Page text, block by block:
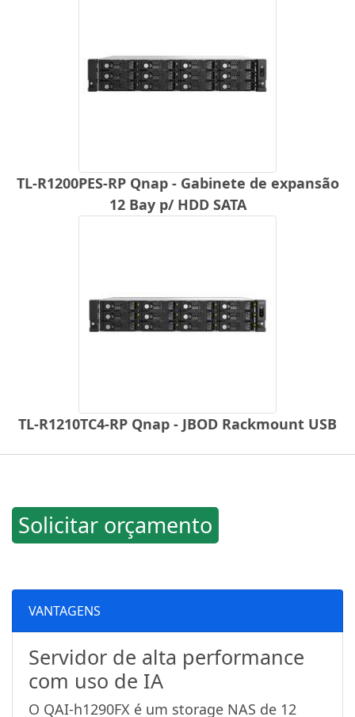
TL-R1200PES-RP Qnap - Gabinete de expansão
12 Bay p/ HDD SATA
TL-R1210TC4-RP Qnap - JBOD Rackmount USB
Solicitar orçamento
VANTAGENS
Servidor de alta performance
com uso de IA
O QAI-h1290FX é um storage NAS de 12